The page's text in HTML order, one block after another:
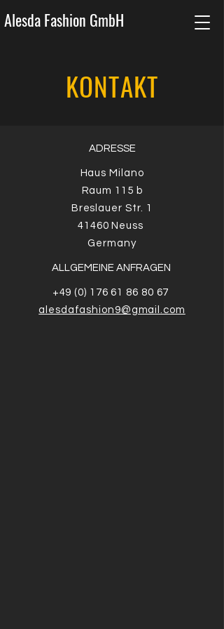
Alesda Fashion GmbH
KONTAKT
ADRESSE
Haus Milano
Raum 115 b
Breslauer Str. 1
41460 Neuss
Germany
ALLGEMEINE ANFRAGEN
+49 (0) 176 61 86 80 67
alesdafashion9@gmail.com